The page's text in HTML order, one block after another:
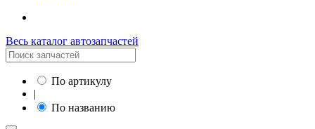
Весь каталог автозапчастей
По артикулу
|
По названию